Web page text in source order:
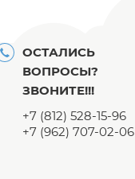
ОСТАЛИСЬ
ВОПРОСЫ?
ЗВОНИТЕ!!!
+7 (812) 528-15-96
+7 (962) 707-02-06